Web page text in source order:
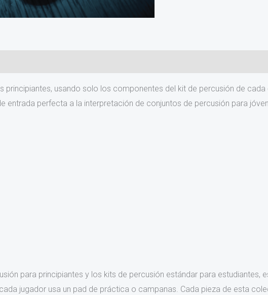
principiantes, usando solo los componentes del kit de percusión de
entrada perfecta a la interpretación de conjuntos de percusión para
para principiantes y los kits de percusión estándar para
jugador usa un pad de práctica o campanas. Cada pieza de esta